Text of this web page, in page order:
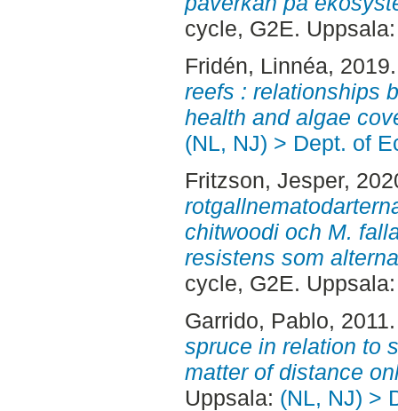
cycle, G2E.
Fridén, Linnéa,
reefs : relationships
health and algae
(NL, NJ) > Dept. of
Fritzson, Jesper,
chitwoodi och M.
resistens som
cycle, G2E.
Garrido, Pablo,
spruce in relation to
matter of distance
Uppsala: (NL, NJ) >